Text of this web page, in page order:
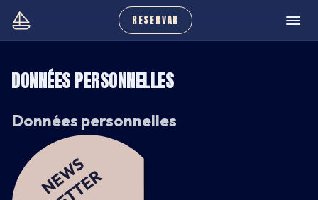
RESERVAR
DONNÉES PERSONNELLES
Données personnelles